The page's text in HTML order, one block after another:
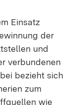
Einsatz
der
und
verbundenen
bezieht sich
zum
wie